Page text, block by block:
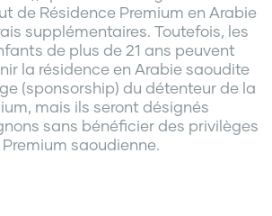
de Résidence Premium en Arabie
supplémentaires. Toutefois, les
de plus de 21 ans peuvent
la résidence en Arabie saoudite
(sponsorship) du détenteur de la
mais ils seront désignés
sans bénéficier des privilèges
saoudienne.